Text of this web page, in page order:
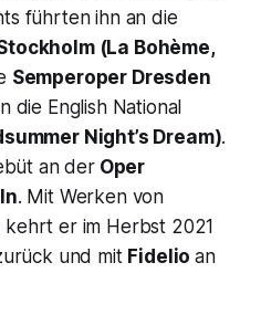
führten ihn an die
(La Bohème,
Semperoper Dresden
die English National
Night’s Dream).
an derOper
. Mit Werken von
kehrt er im Herbst 2021
und mit Fidelio an